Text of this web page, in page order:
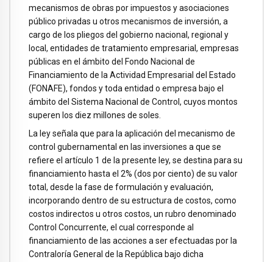
mecanismos de obras por impuestos y asociaciones
público privadas u otros mecanismos de inversión, a
cargo de los pliegos del gobierno nacional, regional y
local, entidades de tratamiento empresarial, empresas
públicas en el ámbito del Fondo Nacional de
Financiamiento de la Actividad Empresarial del Estado
(FONAFE), fondos y toda entidad o empresa bajo el
ámbito del Sistema Nacional de Control, cuyos montos
superen los diez millones de soles.
La ley señala que para la aplicación del mecanismo de
control gubernamental en las inversiones a que se
refiere el artículo 1 de la presente ley, se destina para su
financiamiento hasta el 2% (dos por ciento) de su valor
total, desde la fase de formulación y evaluación,
incorporando dentro de su estructura de costos, como
costos indirectos u otros costos, un rubro denominado
Control Concurrente, el cual corresponde al
financiamiento de las acciones a ser efectuadas por la
Contraloría General de la República bajo dicha